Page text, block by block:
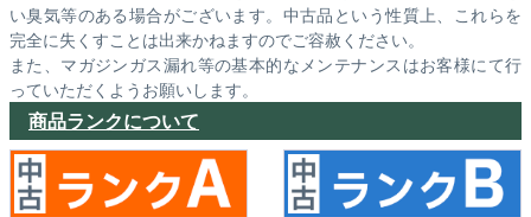
い臭気等のある場合がございます。中古品という性質上、これらを
完全に失くすことは出来かねますのでご容赦ください。
また、マガジンガス漏れ等の基本的なメンテナンスはお客様にて行
っていただくようお願いします。
商品ランクについて